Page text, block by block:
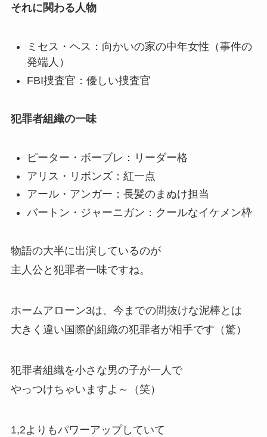
それに関わる人物
ミセス・ヘス：向かいの家の中年女性（事件の
発端人）
FBI捜査官：優しい捜査官
犯罪者組織の一味
ピーター・ボーブレ：リーダー格
アリス・リボンズ：紅一点
アール・アンガー：長髪のまぬけ担当
バートン・ジャーニガン：クールなイケメン枠
物語の大半に出演しているのが
主人公と犯罪者一味ですね。
ホームアローン3は、今までの間抜けな泥棒とは
大きく違い 国際的組織の犯罪者が相手です（驚）
犯罪者組織を小さな男の子が一人で
やっつけちゃいますよ～（笑）
1,2よりもパワーアップしていて